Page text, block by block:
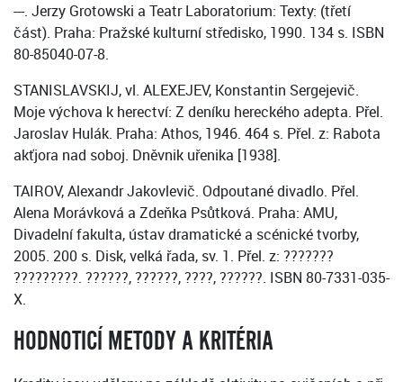
---. Jerzy Grotowski a Teatr Laboratorium: Texty: (třetí
část). Praha: Pražské kulturní středisko, 1990. 134 s. ISBN
80-85040-07-8.
STANISLAVSKIJ, vl. ALEXEJEV, Konstantin Sergejevič.
Moje výchova k herectví: Z deníku hereckého adepta. Přel.
Jaroslav Hulák. Praha: Athos, 1946. 464 s. Přel. z: Rabota
akťjora nad soboj. Dněvnik uřenika [1938].
TAIROV, Alexandr Jakovlevič. Odpoutané divadlo. Přel.
Alena Morávková a Zdeňka Psůtková. Praha: AMU,
Divadelní fakulta, ústav dramatické a scénické tvorby,
2005. 200 s. Disk, velká řada, sv. 1. Přel. z: ???????
?????????. ??????, ??????, ????, ??????. ISBN 80-7331-035-
X.
HODNOTICÍ METODY A KRITÉRIA